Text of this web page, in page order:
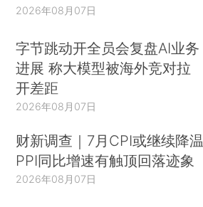
2026年08月07日
字节跳动开全员会复盘AI业务
进展 称大模型被海外竞对拉
开差距
2026年08月07日
财新调查｜7月CPI或继续降温
PPI同比增速有触顶回落迹象
2026年08月07日